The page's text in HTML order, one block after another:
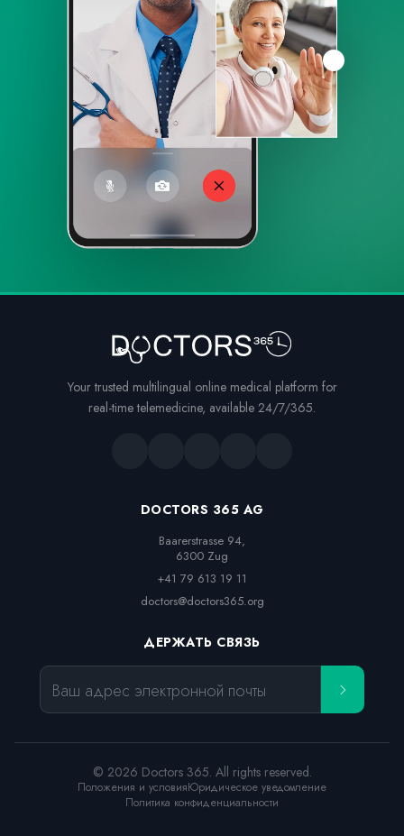
Your trusted multilingual online medical platform for
real-time telemedicine, available 24/7/365.
DOCTORS 365 AG
Baarerstrasse 94,
6300 Zug
+41 79 613 19 11
doctors@doctors365.org
ДЕРЖАТЬ СВЯЗЬ
Ваш адрес электронной почты
© 2026 Doctors 365. All rights reserved.
Положения и условияЮридическое уведомление
Политика конфиденциальности